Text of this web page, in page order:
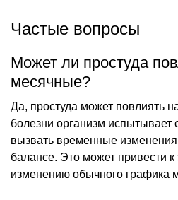
Частые вопросы
Может ли простуда
месячные?
Да, простуда может повлиять
болезни организм испытывает
вызвать временные
балансе. Это может привести к
изменению обычного графика